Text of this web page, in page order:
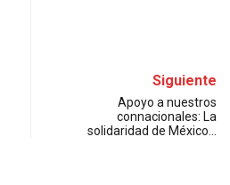
Siguiente
Apoyo a nuestros
connacionales: La
solidaridad de México…